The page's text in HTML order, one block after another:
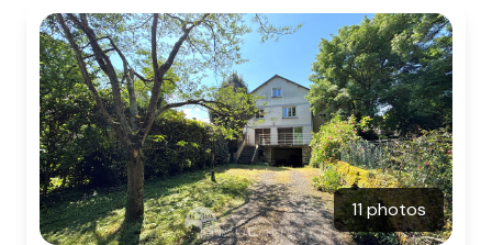
11 photos